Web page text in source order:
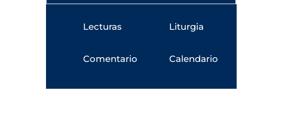
Lecturas
Comentario
Liturgia
Calendario